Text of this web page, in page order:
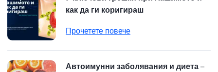
как да ги коригираш
Прочетете повече
Автоимунни заболявания и диета –